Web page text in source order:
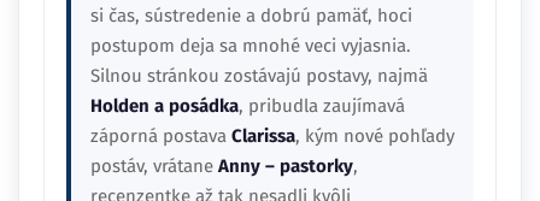
si čas, sústredenie a dobrú pamäť, hoci
postupom deja sa mnohé veci vyjasnia.
Silnou stránkou zostávajú postavy, najmä
Holden a posádka, pribudla zaujímavá
záporná postava Clarissa, kým nové pohľady
postáv, vrátane Anny – pastorky,
recenzentke až tak nesadli kvôli